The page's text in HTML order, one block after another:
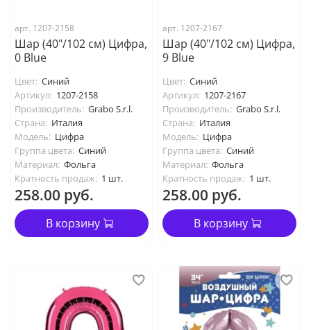
арт. 1207-2158
Шар (40"/102 см) Цифра,
0 Blue
Цвет: Синий
Артикул: 1207-2158
Производитель: Grabo S.r.l.
Страна: Италия
Модель: Цифра
Группа цвета: Синий
Материал: Фольга
Кратность продаж: 1 шт.
258.00 руб.
В корзину
арт. 1207-2167
Шар (40"/102 см) Цифра,
9 Blue
Цвет: Синий
Артикул: 1207-2167
Производитель: Grabo S.r.l.
Страна: Италия
Модель: Цифра
Группа цвета: Синий
Материал: Фольга
Кратность продаж: 1 шт.
258.00 руб.
В корзину